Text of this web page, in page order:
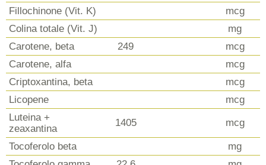
Fillochinone (Vit. K)
mcg
Colina totale (Vit. J)
mg
Carotene, beta
249
mcg
Carotene, alfa
mcg
Criptoxantina, beta
mcg
Licopene
mcg
Luteina +
zeaxantina
1405 mcg
Tocoferolo beta
mg